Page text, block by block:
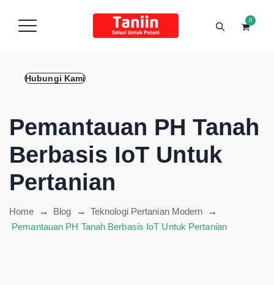
Hubungi Kami
0
Pemantauan PH Tanah
Berbasis IoT Untuk
Pertanian
Home → Blog → Teknologi Pertanian Modern →
Pemantauan PH Tanah Berbasis IoT Untuk Pertanian